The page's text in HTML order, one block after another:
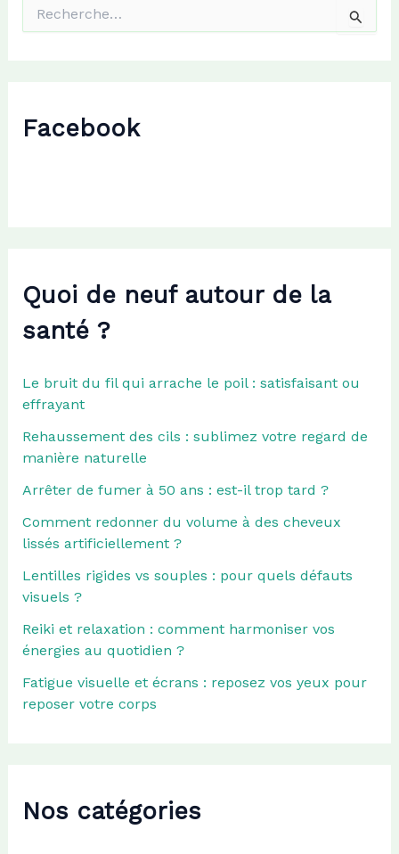
h
Facebook
Quoi de neuf autour de la
santé ?
Le bruit du fil qui arrache le poil : satisfaisant ou
effrayant
Rehaussement des cils : sublimez votre regard de
manière naturelle
Arrêter de fumer à 50 ans : est-il trop tard ?
Comment redonner du volume à des cheveux
lissés artificiellement ?
Lentilles rigides vs souples : pour quels défauts
visuels ?
Reiki et relaxation : comment harmoniser vos
énergies au quotidien ?
Fatigue visuelle et écrans : reposez vos yeux pour
reposer votre corps
Nos catégories